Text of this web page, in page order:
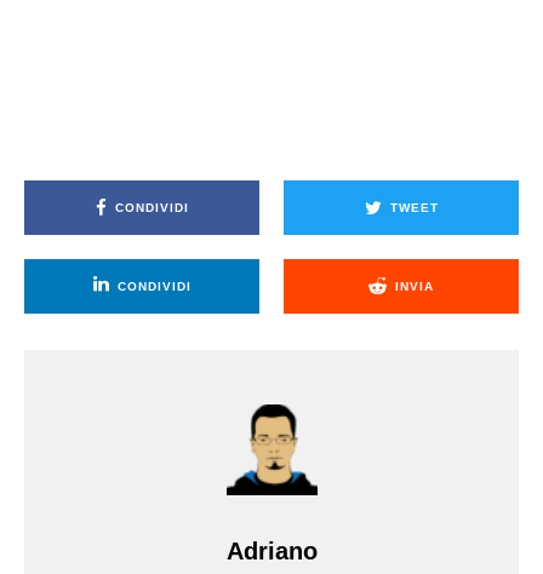
CONDIVIDI TWEET
CONDIVIDI INVIA
Adriano